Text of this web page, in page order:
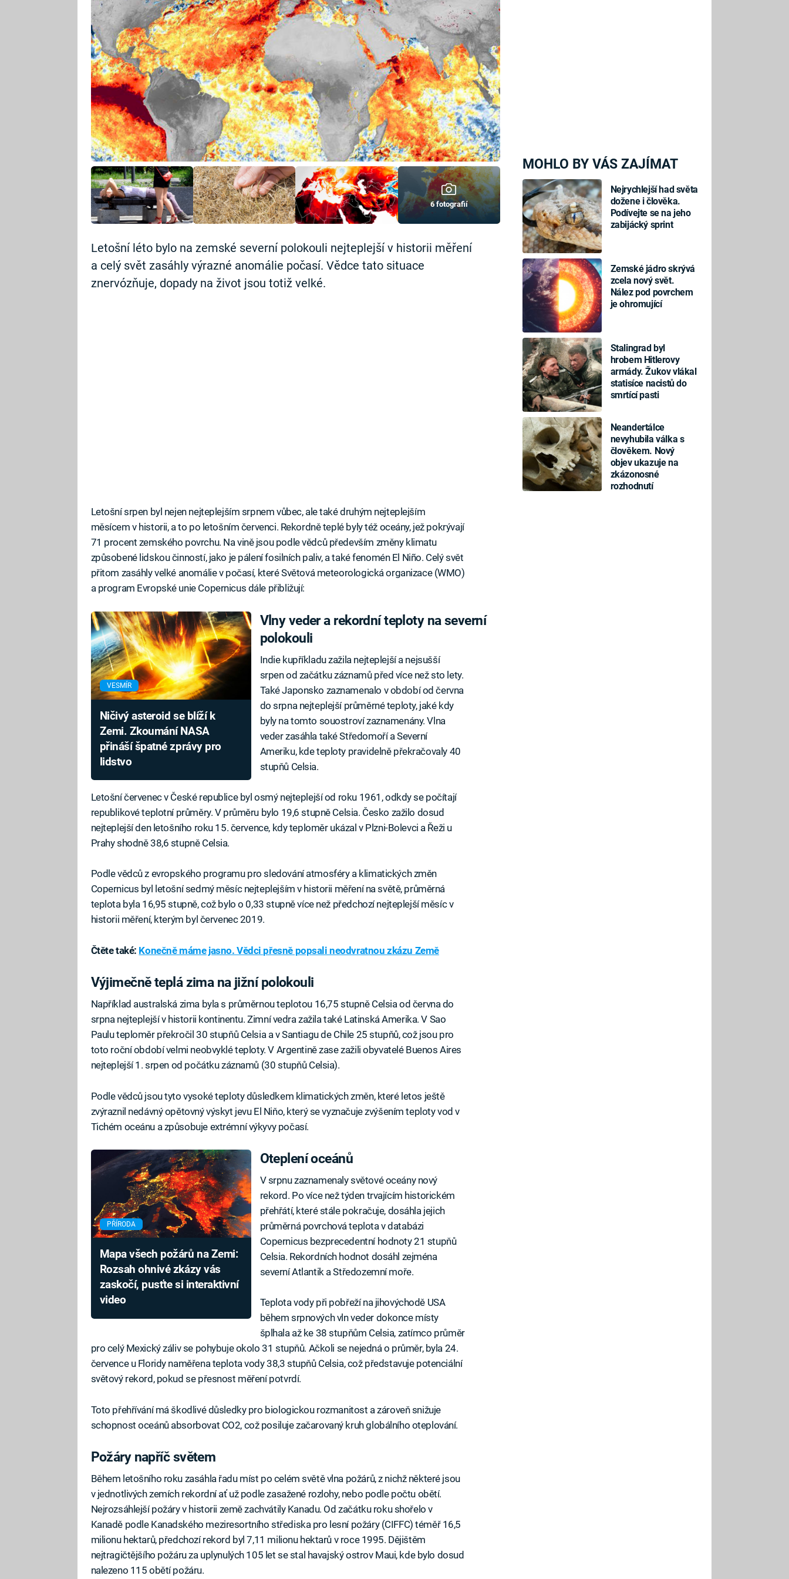
MOHLO BY VÁS ZAJÍMAT
Nejrychlejší had světa
dožene i člověka.
Podívejte se na jeho
zabijácký sprint
Zemské jádro skrývá
zcela nový svět.
Nález pod povrchem
je ohromující
Stalingrad byl
hrobem Hitlerovy
armády. Žukov vlákal
statisíce nacistů do
smrtící pasti
Neandertálce
nevyhubila válka s
člověkem. Nový
objev ukazuje na
zkázonosné
rozhodnutí
6 fotografií
Letošní léto bylo na zemské severní polokouli nejteplejší v historii měření
a celý svět zasáhly výrazné anomálie počasí. Vědce tato situace
znervózňuje, dopady na život jsou totiž velké.
Letošní srpen byl nejen nejteplejším srpnem vůbec, ale také druhým nejteplejším
měsícem v historii, a to po letošním červenci. Rekordně teplé byly též oceány, jež pokrývají
71 procent zemského povrchu. Na vině jsou podle vědců především změny klimatu
způsobené lidskou činností, jako je pálení fosilních paliv, a také fenomén El Niño. Celý svět
přitom zasáhly velké anomálie v počasí, které Světová meteorologická organizace (WMO)
a program Evropské unie Copernicus dále přibližují:
VESMÍR
Ničivý asteroid se blíží k
Zemi. Zkoumání NASA
přináší špatné zprávy pro
lidstvo
Vlny veder a rekordní teploty na severní
polokouli
Indie kupříkladu zažila nejteplejší a nejsušší
srpen od začátku záznamů před více než sto lety.
Také Japonsko zaznamenalo v období od června
do srpna nejteplejší průměrné teploty, jaké kdy
byly na tomto souostroví zaznamenány. Vlna
veder zasáhla také Středomoří a Severní
Ameriku, kde teploty pravidelně překračovaly 40
stupňů Celsia.
Letošní červenec v České republice byl osmý nejteplejší od roku 1961, odkdy se počítají
republikové teplotní průměry. V průměru bylo 19,6 stupně Celsia. Česko zažilo dosud
nejteplejší den letošního roku 15. července, kdy teploměr ukázal v Plzni-Bolevci a Řeži u
Prahy shodně 38,6 stupně Celsia.
Podle vědců z evropského programu pro sledování atmosféry a klimatických změn
Copernicus byl letošní sedmý měsíc nejteplejším v historii měření na světě, průměrná
teplota byla 16,95 stupně, což bylo o 0,33 stupně více než předchozí nejteplejší měsíc v
historii měření, kterým byl červenec 2019.
Čtěte také: Konečně máme jasno. Vědci přesně popsali neodvratnou zkázu Země
Výjimečně teplá zima na jižní polokouli
Například australská zima byla s průměrnou teplotou 16,75 stupně Celsia od června do
srpna nejteplejší v historii kontinentu. Zimní vedra zažila také Latinská Amerika. V Sao
Paulu teploměr překročil 30 stupňů Celsia a v Santiagu de Chile 25 stupňů, což jsou pro
toto roční období velmi neobvyklé teploty. V Argentině zase zažili obyvatelé Buenos Aires
nejteplejší 1. srpen od počátku záznamů (30 stupňů Celsia).
Podle vědců jsou tyto vysoké teploty důsledkem klimatických změn, které letos ještě
zvýraznil nedávný opětovný výskyt jevu El Niňo, který se vyznačuje zvýšením teploty vod v
Tichém oceánu a způsobuje extrémní výkyvy počasí.
PŘÍRODA
Mapa všech požárů na Zemi:
Rozsah ohnivé zkázy vás
zaskočí, pusťte si interaktivní
video
Oteplení oceánů
V srpnu zaznamenaly světové oceány nový
rekord. Po více než týden trvajícím historickém
přehřátí, které stále pokračuje, dosáhla jejich
průměrná povrchová teplota v databázi
Copernicus bezprecedentní hodnoty 21 stupňů
Celsia. Rekordních hodnot dosáhl zejména
severní Atlantik a Středozemní moře.
Teplota vody při pobřeží na jihovýchodě USA
během srpnových vln veder dokonce místy
šplhala až ke 38 stupňům Celsia, zatímco průměr
pro celý Mexický záliv se pohybuje okolo 31 stupňů. Ačkoli se nejedná o průměr, byla 24.
července u Floridy naměřena teplota vody 38,3 stupňů Celsia, což představuje potenciální
světový rekord, pokud se přesnost měření potvrdí.
Toto přehřívání má škodlivé důsledky pro biologickou rozmanitost a zároveň snižuje
schopnost oceánů absorbovat CO2, což posiluje začarovaný kruh globálního oteplování.
Požáry napříč světem
Během letošního roku zasáhla řadu míst po celém světě vlna požárů, z nichž některé jsou
v jednotlivých zemích rekordní ať už podle zasažené rozlohy, nebo podle počtu obětí.
Nejrozsáhlejší požáry v historii země zachvátily Kanadu. Od začátku roku shořelo v
Kanadě podle Kanadského meziresortního střediska pro lesní požáry (CIFFC) téměř 16,5
milionu hektarů, předchozí rekord byl 7,11 milionu hektarů v roce 1995. Dějištěm
nejtragičtějšího požáru za uplynulých 105 let se stal havajský ostrov Maui, kde bylo dosud
nalezeno 115 obětí požáru.